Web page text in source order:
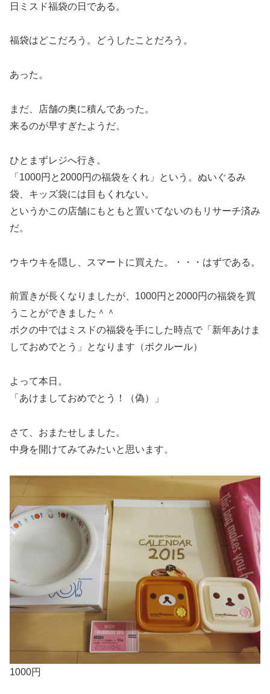
日ミスド福袋の日である。
福袋はどこだろう。どうしたことだろう。
あった。
まだ、店舗の奥に積んであった。
来るのが早すぎたようだ。
ひとまずレジへ行き。
「1000円と2000円の福袋をくれ」という。ぬいぐるみ
袋、キッズ袋には目もくれない。
というかこの店舗にもともと置いてないのもリサーチ済み
だ。
ウキウキを隠し、スマートに買えた。・・・はずである。
前置きが長くなりましたが、1000円と2000円の福袋を買
うことができました＾＾
ボクの中ではミスドの福袋を手にした時点で「新年あけま
しておめでとう」となります（ボクルール）
よって本日。
「あけましておめでとう！（偽）」
さて、おまたせしました。
中身を開けてみてみたいと思います。
1000円